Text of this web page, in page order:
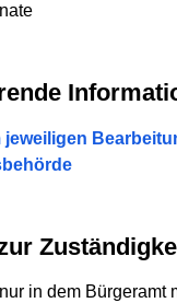
jeweiligen
in dem Bürgeramt